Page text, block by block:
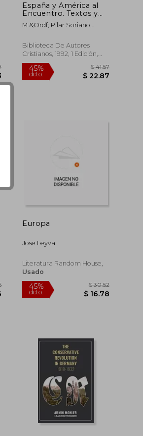
España y América al
Encuentro. Textos y
Documentos Desde
los Cronistas de Indias
Contemporáneos
(1492-1992) (Normal)
M.&Ordf; Pilar Soriano,
Enriqueta;G&Oacute;Mez
Del Manzano,
Mercedes;Ma&Iacute;Cas
Biblioteca De Autores
Cristianos, 1992, 1 Edición,
Tapa Dura, Nuevo
$ 30.66
Europa
Jose Leyva
Literatura Random House,
Usado
45%